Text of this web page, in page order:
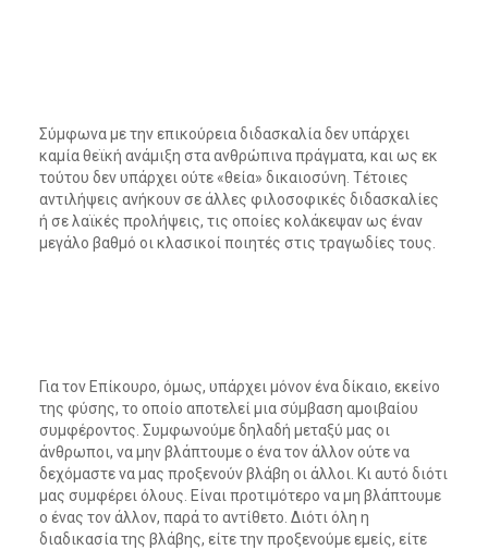
Σύμφωνα με την επικούρεια διδασκαλία δεν υπάρχει
καμία θεϊκή ανάμιξη στα ανθρώπινα πράγματα, και ως εκ
τούτου δεν υπάρχει ούτε «θεία» δικαιοσύνη. Τέτοιες
αντιλήψεις ανήκουν σε άλλες φιλοσοφικές διδασκαλίες
ή σε λαϊκές προλήψεις, τις οποίες κολάκεψαν ως έναν
μεγάλο βαθμό οι κλασικοί ποιητές στις τραγωδίες τους.
Για τον Επίκουρο, όμως, υπάρχει μόνον ένα δίκαιο, εκείνο
της φύσης, το οποίο αποτελεί μια σύμβαση αμοιβαίου
συμφέροντος. Συμφωνούμε δηλαδή μεταξύ μας οι
άνθρωποι, να μην βλάπτουμε ο ένα τον άλλον ούτε να
δεχόμαστε να μας προξενούν βλάβη οι άλλοι. Κι αυτό διότι
μας συμφέρει όλους. Είναι προτιμότερο να μη βλάπτουμε
ο ένας τον άλλον, παρά το αντίθετο. Διότι όλη η
διαδικασία της βλάβης, είτε την προξενούμε εμείς, είτε